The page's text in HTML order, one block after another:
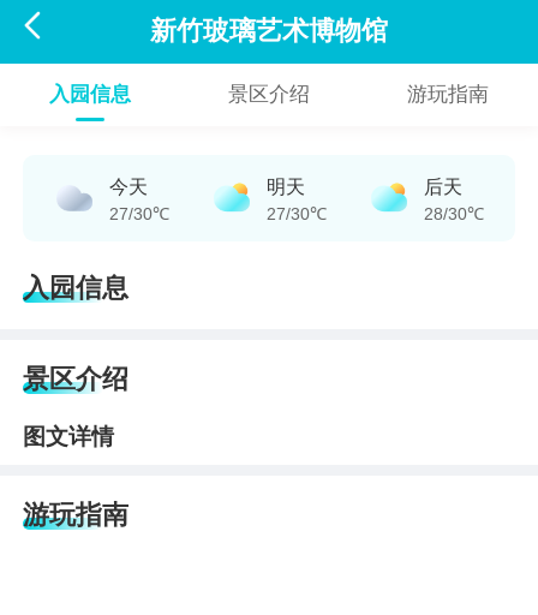
 新竹玻璃艺术博物馆
入园信息 景区介绍 游玩指南
今天
27/30℃
明天
27/30℃
后天
28/30℃
入园信息
景区介绍
图文详情
游玩指南